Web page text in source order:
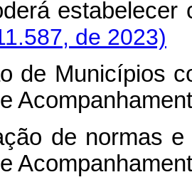
estabelecer
de 2023)
de Municípios
de normas